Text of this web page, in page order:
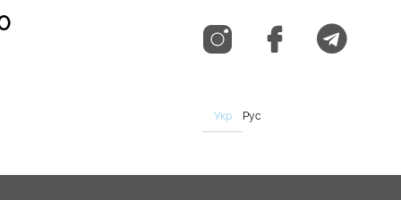
Укр Рус